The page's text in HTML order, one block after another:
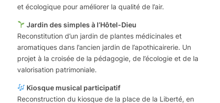
et écologique pour améliorer la qualité de l’air.
Jardin des simples à l’Hôtel-Dieu
Reconstitution d’un jardin de plantes médicinales et
aromatiques dans l’ancien jardin de l’apothicairerie. Un
projet à la croisée de la pédagogie, de l’écologie et de la
valorisation patrimoniale.
Kiosque musical participatif
Reconstruction du kiosque de la place de la Liberté, en